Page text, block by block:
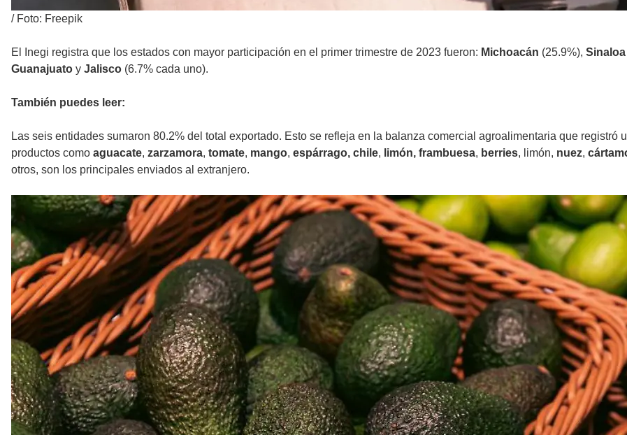
/ Foto: Freepik
El Inegi registra que los estados con mayor participación en el primer trimestre de 2023 fueron: Michoacán (25.9%), Sinaloa
Guanajuato y Jalisco (6.7% cada uno).
También puedes leer:
Las seis entidades sumaron 80.2% del total exportado. Esto se refleja en la balanza comercial agroalimentaria que
productos como aguacate, zarzamora, tomate, mango, espárrago, chile, limón, frambuesa, berries, limón, nuez,
otros, son los principales enviados al extranjero.